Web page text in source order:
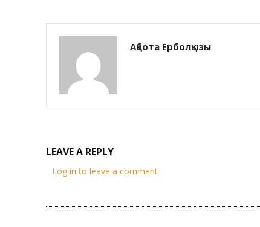
Ақбота Ерболқызы
LEAVE A REPLY
Log in to leave a comment